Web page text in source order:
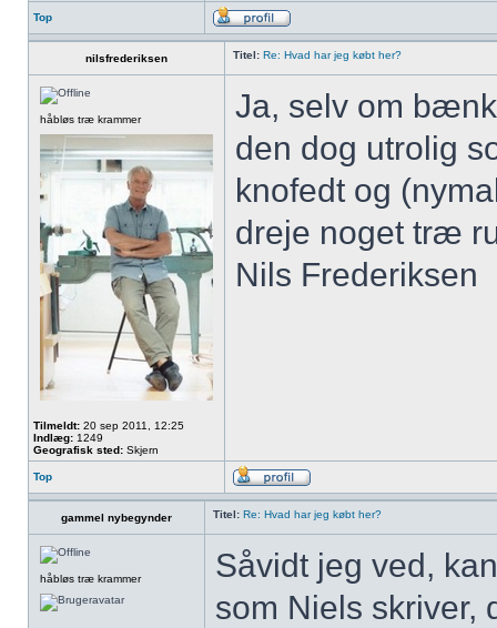
Top
nilsfrederiksen Titel: Re: Hvad har jeg købt her?
håbløs træ krammer
Tilmeldt: 20 sep 2011, 12:25
Indlæg: 1249
Geografisk sted: Skjern
Ja, selv om
den dog utrolig
knofedt og
dreje noget træ
Nils Frederiksen
Top
gammel nybegynder Titel: Re: Hvad har jeg købt her?
håbløs træ krammer
Såvidt jeg ved,
som Niels skriver,